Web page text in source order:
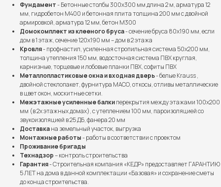
Фундамент- Бетонные столбы 300х300 мм длина 2 м, арматура 12
мм, гидробетон М400 и бетонная плита толщина 200 мм с двойной
армировкой, арматура 12 мм, бетон М300
Домокомплект из клееного бруса- сечение бруса 80х190 мм, если
дом в 1 этаж, сечение 120х190 мм – дом в 2 этажа
Кровля- профнастил, усиленная стропильная система 50х200 мм,
толщина утепления 150 мм, водосточная система ПВХ круглая,
карнизные, торцевые и лобовые планки ПВХ, софиты ПВХ
Металлопластиковые окна и входная дверь- белые Krauss ,
двойной стеклопакет, фурнитура МАСО, откосы, отливы металлические
в цвет окон, москитные сетки.
Межэтажные усиленные балкиперекрытия между этажами 100х200
мм (в 2х этажных домах), с утеплением 100 мм, пароизоляцией со
звукоизоляцией в 25 ДБ, фанера 20 мм
Доставкана земельный участок, выгрузка
Монтажные работы- работы в соответствии с проектом
Проживание бригады
Технадзор– контроль строительства
Гарантия- Строительная компания «КЕДР» предоставляет ГАРАНТИЮ
5 ЛЕТ на дома в данной комплектации «Базовая» и сохранение сметы
до конца строительства.